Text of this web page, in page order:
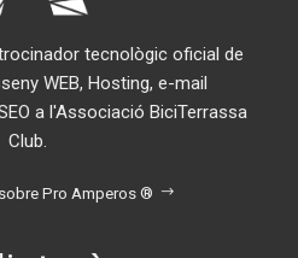
tecnològic oficial de
WEB, Hosting, e-mail
a l'Associació BiciTerrassa
Club.
Pro Amperos ®